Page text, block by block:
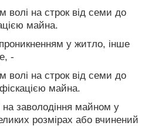
волі на строк від семи до
майна.
у житло, інше
-
волі на строк від семи до
майна.
заволодіння майном у
розмірах або вчинений